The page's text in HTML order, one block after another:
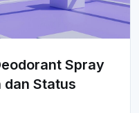
Spray
Status